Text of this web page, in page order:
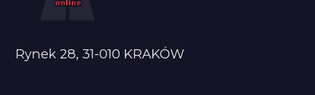
Rynek 28, 31-010 KRAKÓW